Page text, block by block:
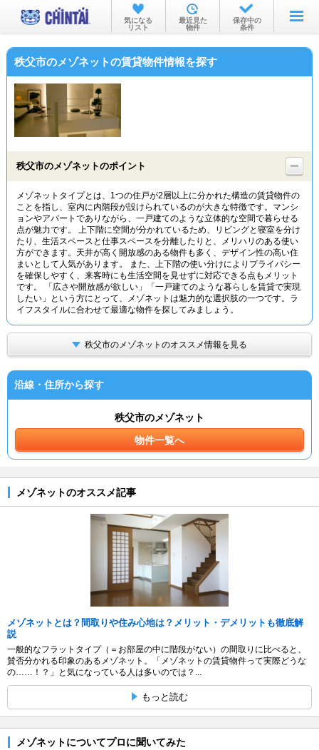
お部屋を探す
沿線・駅から
物件特集から
TOP
気になる
リスト
最近見た
物件
保存中の
条件
秩父市のメゾネットの賃貸物件情報を探す
秩父市のメゾネットのポイント
メゾネットタイプとは、1つの住戸が2層以上に分かれた構造の賃貸物件の
ことを指し、室内に内階段が設けられているのが大きな特徴です。マンシ
ョンやアパートでありながら、一戸建てのような立体的な空間で暮らせる
点が魅力です。 上下階に空間が分かれているため、リビングと寝室を分け
たり、生活スペースと仕事スペースを分離したりと、メリハリのある使い
方ができます。天井が高く開放感のある物件も多く、デザイン性の高い住
まいとして人気があります。 また、上下階の使い分けによりプライバシー
を確保しやすく、来客時にも生活空間を見せずに対応できる点もメリット
です。 「広さや開放感が欲しい」「一戸建てのような暮らしを賃貸で実現
したい」という方にとって、メゾネットは魅力的な選択肢の一つです。ラ
イフスタイルに合わせて最適な物件を探してみましょう。
秩父市のメゾネットのオススメ情報を見る
沿線・住所から探す
秩父市のメゾネット
物件一覧へ
メゾネットのオススメ記事
メゾネットとは？間取りや住み心地は？メリット・デメリットも徹底解
説
一般的なフラットタイプ（＝お部屋の中に階段がない）の間取りに比べると、
賛否分かれる印象のあるメゾネット。「メゾネットの賃貸物件って実際どうな
の……！？」と気になっている人は多いのでは？...
もっと読む
メゾネットについてプロに聞いてみた